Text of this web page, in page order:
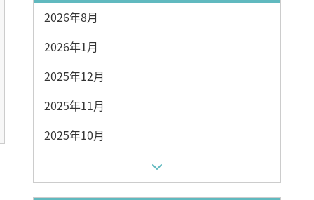
2026年8月
2026年1月
2025年12月
2025年11月
2025年10月